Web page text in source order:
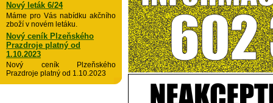
Nový leták 6/24
Máme pro Vás nabídku akčního
zboží v novém letáku.
Nový ceník Plzeňského
Prazdroje platný od
1.10.2023
Nový ceník Plzeňského
Prazdroje platný od 1.10.2023